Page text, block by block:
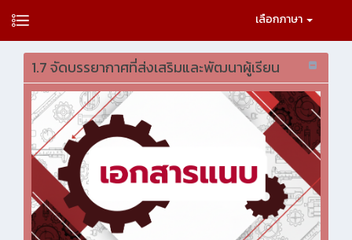
เลือกภาษา
1.7 จัดบรรยากาศที่ส่งเสริมและพัฒนาผู้เรียน